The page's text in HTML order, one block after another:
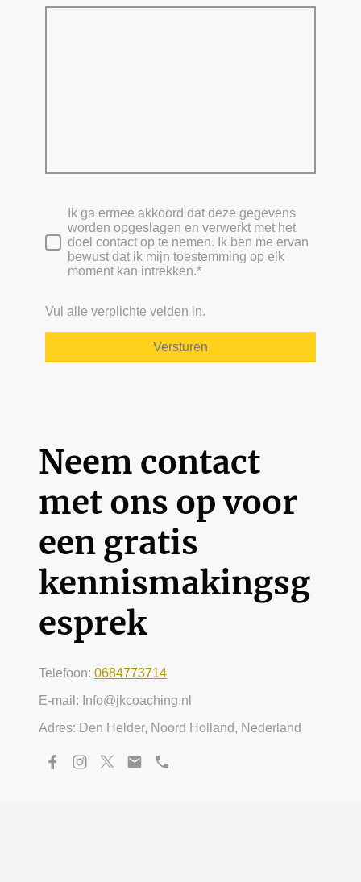
Ik ga ermee akkoord dat deze gegevens
worden opgeslagen en verwerkt met het
doel contact op te nemen. Ik ben me ervan
bewust dat ik mijn toestemming op elk
moment kan intrekken.*
Vul alle verplichte velden in.
Versturen
Neem contact
met ons op voor
een gratis
kennismakingsg
esprek
Telefoon: 0684773714
E-mail: Info@jkcoaching.nl
Adres: Den Helder, Noord Holland, Nederland